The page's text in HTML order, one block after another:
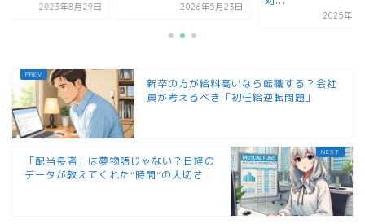
2026年5月23日
新卒の方が給料高いなら転職する？会社
員が考えるべき「初任給逆転問題」
「配当長者」は夢物語じゃない？日経の
データが教えてくれた“時間”の大切さ